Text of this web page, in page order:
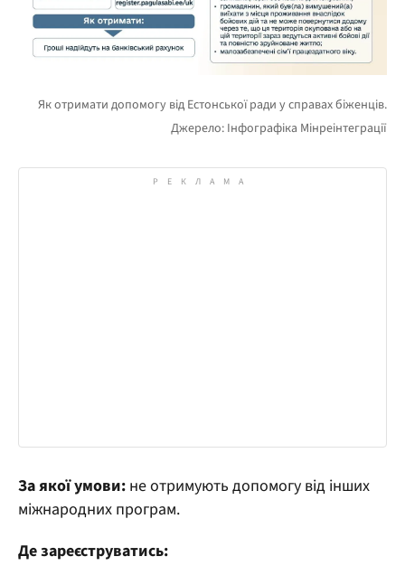
За якої умови: не отримують допомогу від інших
міжнародних програм.
Де зареєструватись: